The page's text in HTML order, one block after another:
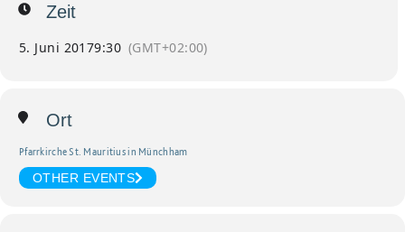
Zeit
5. Juni 20179:30 (GMT+02:00)
Ort
Pfarrkirche St. Mauritius in Münchham
OTHER EVENTS